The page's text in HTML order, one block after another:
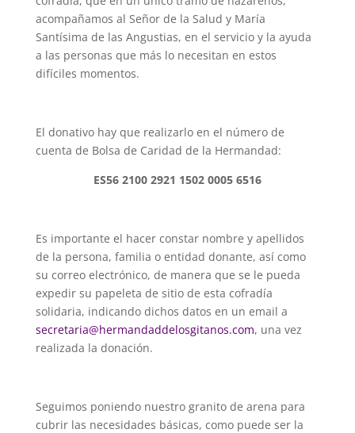
acompañamos al Señor de la Salud y María
Santísima de las Angustias, en el servicio y la ayuda
a las personas que más lo necesitan en estos
difíciles momentos.
El donativo hay que realizarlo en el número de
cuenta de Bolsa de Caridad de la Hermandad:
ES56 2100 2921 1502 0005 6516
Es importante el hacer constar nombre y apellidos
de la persona, familia o entidad donante, así como
su correo electrónico, de manera que se le pueda
expedir su papeleta de sitio de esta cofradía
solidaria, indicando dichos datos en un email a
secretaria@hermandaddelosgitanos.com, una vez
realizada la donación.
Seguimos poniendo nuestro granito de arena para
cubrir las necesidades básicas, como puede ser la